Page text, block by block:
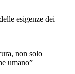
esigenze dei
non solo
umano”